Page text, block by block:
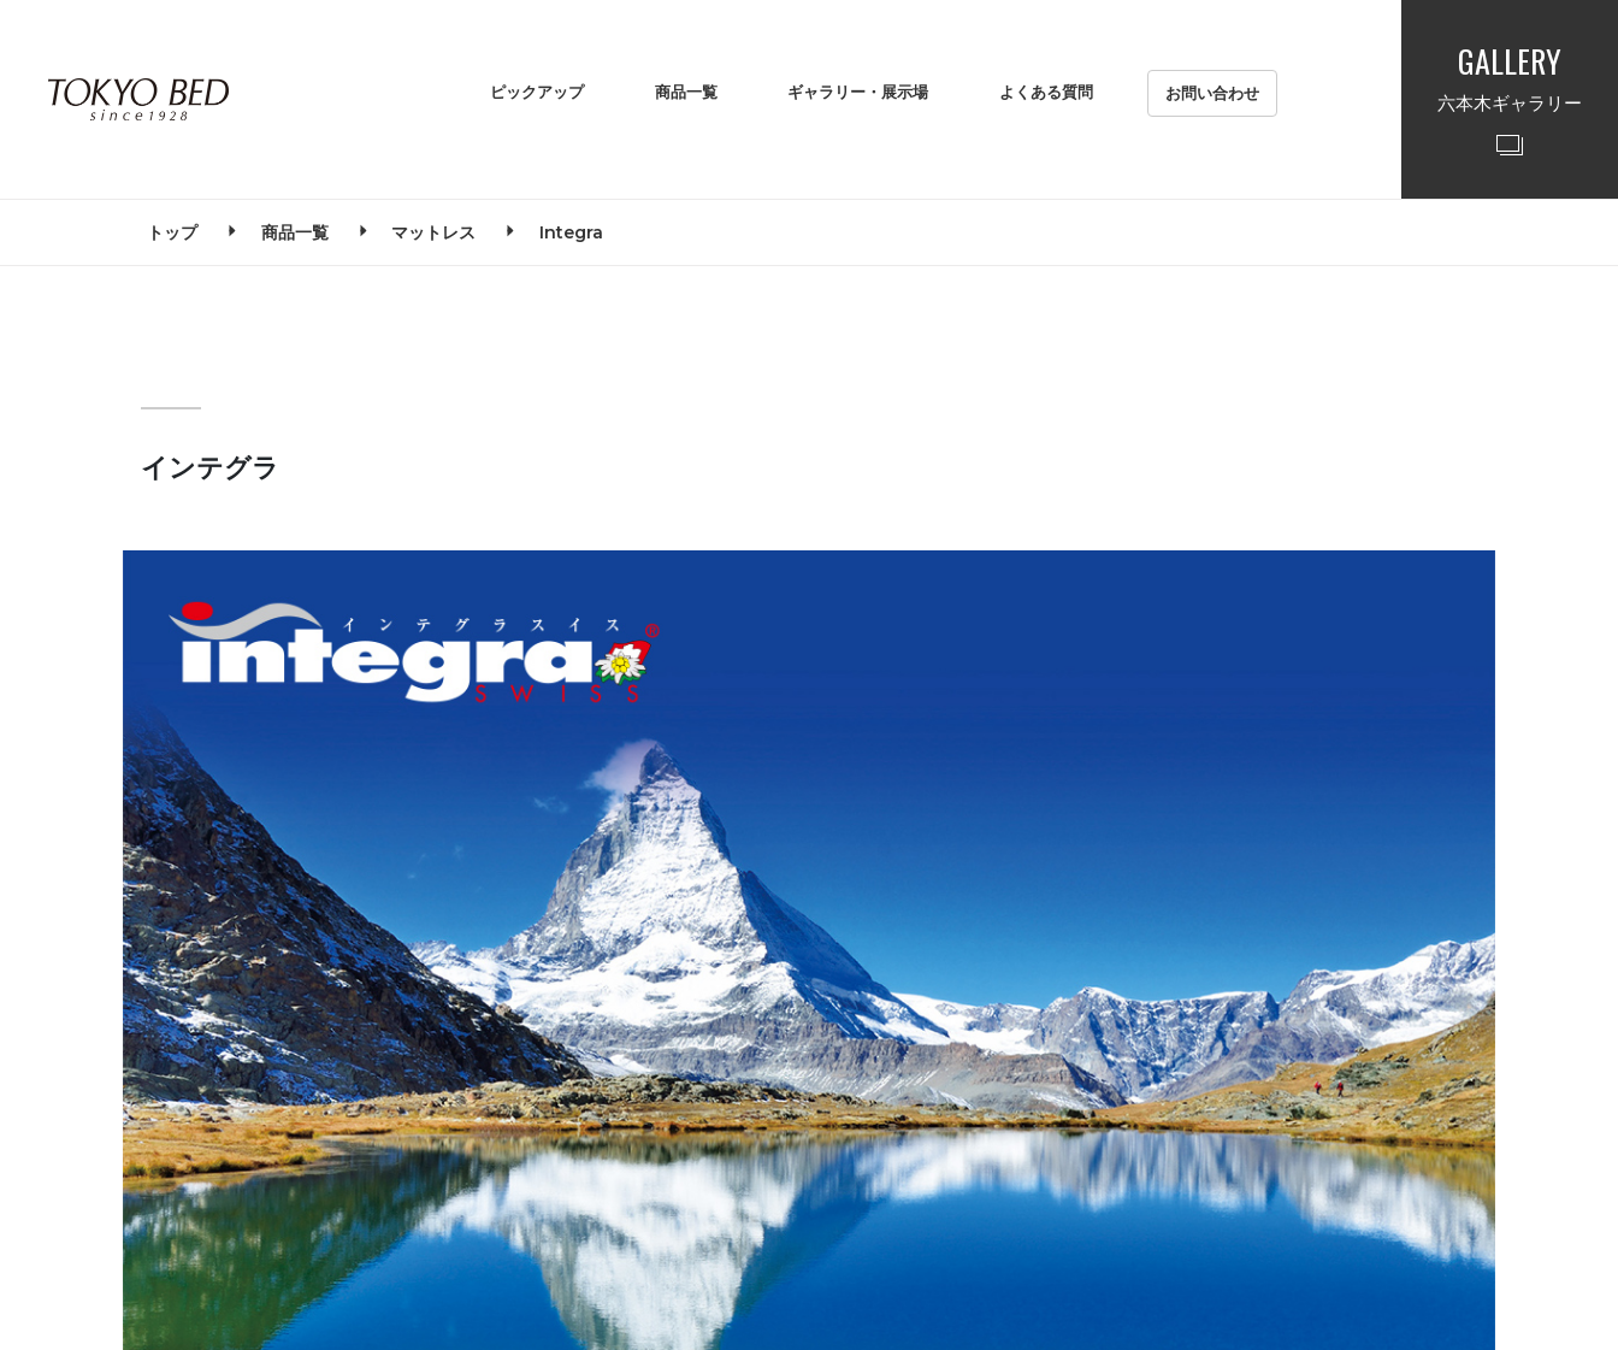
ピックアップ 商品一覧 ギャラリー・展示場 よくある質問 お問い合わせ
GALLERY
六本木ギャラリー
トップ 商品一覧 マットレス Integra
インテグラ